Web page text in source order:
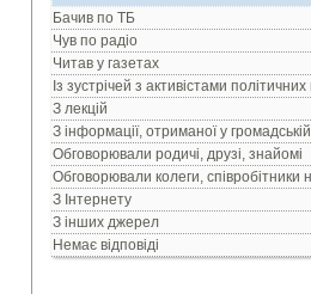
Бачив по ТБ
Чув по радіо
Читав у газетах
Із зустрічей з активістами політичних
З лекцій
З інформації, отриманої у
Обговорювали родичі, друзі, знайомі
Обговорювали колеги, співробітники
З Інтернету
З інших джерел
Немає відповіді